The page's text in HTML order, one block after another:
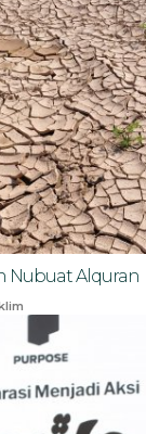
Nubuat Alquran